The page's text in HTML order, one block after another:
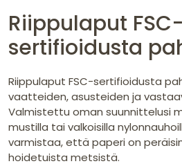
Riippulaput FSC-
sertifioidusta
Riippulaput FSC-sertifioidusta
vaatteiden, asusteiden ja
Valmistettu oman suunnittelusi
mustilla tai valkoisilla
varmistaa, että paperi on
hoidetuista metsistä.